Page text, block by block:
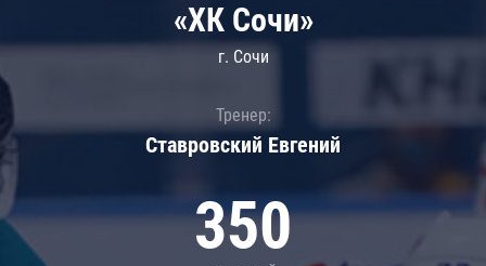
«ХК Сочи»
г. Сочи
Тренер:
Ставровский Евгений
350